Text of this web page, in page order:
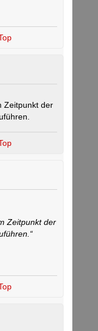
Zeitpunkt der
Zeitpunkt der